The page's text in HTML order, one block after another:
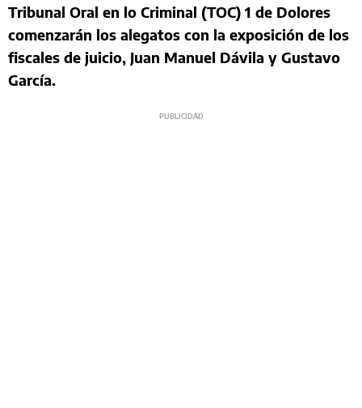
Tribunal Oral en lo Criminal (TOC) 1 de Dolores
comenzarán los alegatos con la exposición de los
fiscales de juicio, Juan Manuel Dávila y Gustavo
García.